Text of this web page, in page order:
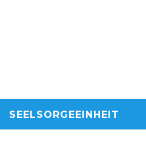
SEELSORGEEINHEIT